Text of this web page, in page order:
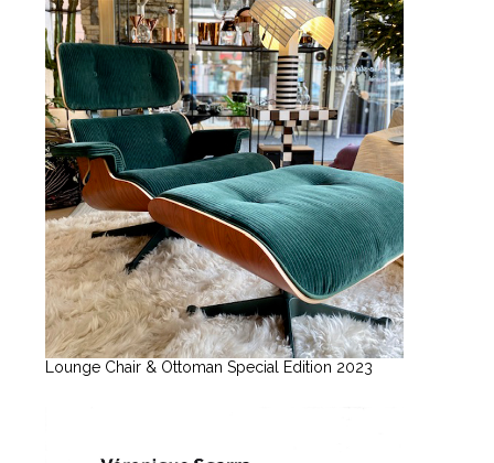
Lounge Chair & Ottoman Special Edition 2023